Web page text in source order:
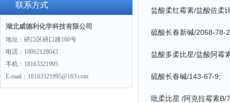
联系方式
湖北威德利化学科技有限公司
地址：硚口区硚口路160号
电话：18062128043
手机：18163321995
E-mail：18163321995@163.com
盐酸柔红霉素/盐酸佐柔
硫酸长春新碱/2068-78-
盐酸多柔比星/盐酸阿霉
硫酸长春碱/143-67-9;
吡柔比星 /阿克拉霉素B/